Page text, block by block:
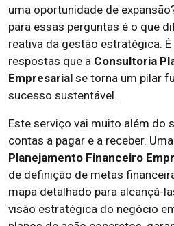
uma oportunidade de
para essas perguntas é o que
reativa da gestão estratégica.
respostas que a Consultoria
Empresarial se torna um pilar
sucesso sustentável.
Este serviço vai muito além do
contas a pagar e a receber. Uma
Planejamento Financeiro
de definição de metas
mapa detalhado para alcançá-
visão estratégica do negócio